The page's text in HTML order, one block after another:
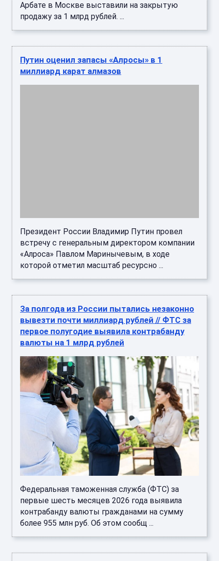
Арбате в Москве выставили на закрытую
продажу за 1 млрд рублей. ...
Путин оценил запасы «Алросы» в 1
миллиард карат алмазов
Президент России Владимир Путин провел
встречу с генеральным директором компании
«Алроса» Павлом Маринычевым, в ходе
которой отметил масштаб ресурсно ...
За полгода из России пытались незаконно
вывезти почти миллиард рублей // ФТС за
первое полугодие выявила контрабанду
валюты на 1 млрд рублей
Федеральная таможенная служба (ФТС) за
первые шесть месяцев 2026 года выявила
контрабанду валюты гражданами на сумму
более 955 млн руб. Об этом сообщ ...